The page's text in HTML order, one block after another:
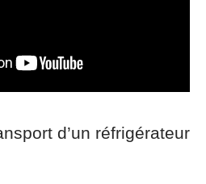
d’un réfrigérateur